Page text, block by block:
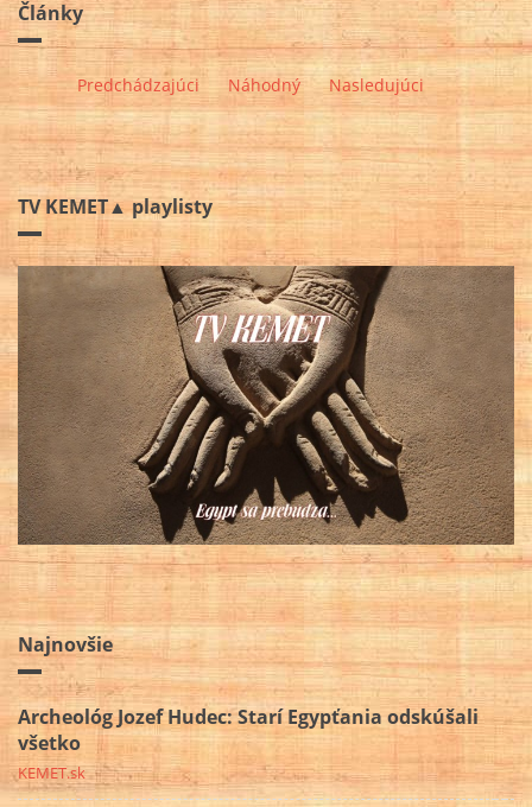
Články
Predchádzajúci Náhodný Nasledujúci
TV KEMET▲ playlisty
Najnovšie
Archeológ Jozef Hudec: Starí Egypťania odskúšali
všetko
KEMET.sk